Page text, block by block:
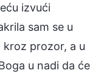
izvući
sam se u
kroz prozor, a u
u nadi da će